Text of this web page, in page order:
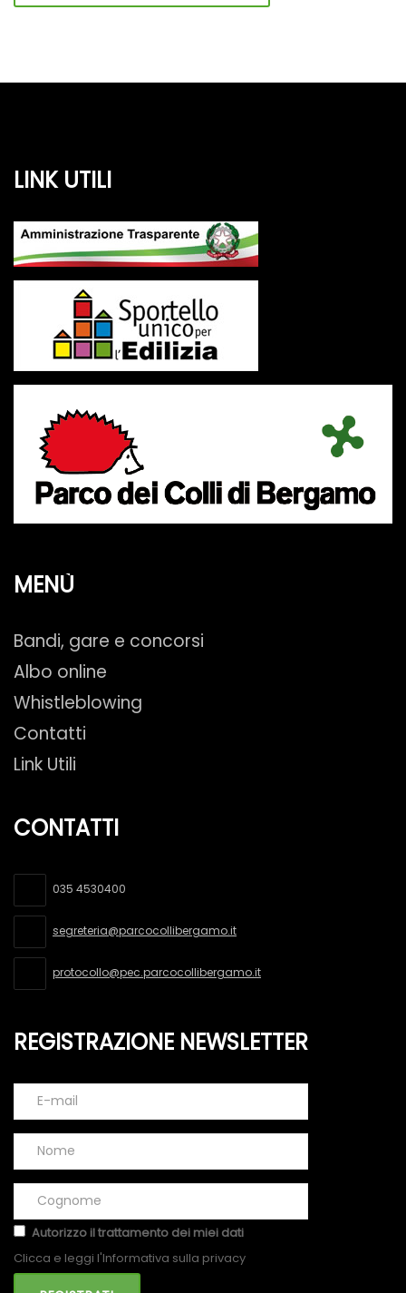
LINK UTILI
MENÙ
Bandi, gare e concorsi
Albo online
Whistleblowing
Contatti
Link Utili
CONTATTI
035 4530400
segreteria@parcocollibergamo.it
protocollo@pec.parcocollibergamo.it
REGISTRAZIONE NEWSLETTER
Autorizzo il trattamento dei miei dati
Clicca e leggi l'Informativa sulla privacy